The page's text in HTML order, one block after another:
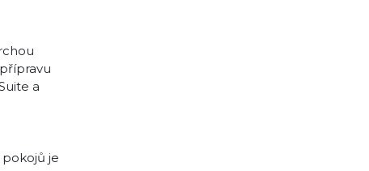
a
pokojů je